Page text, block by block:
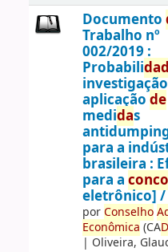
Documento
Trabalho nº
002/2019 :
Probabilida
aplicação de
medidas
para a
brasileira :
para a
eletrônico] /
porConselho
Econômica (CA
| Oliveira,